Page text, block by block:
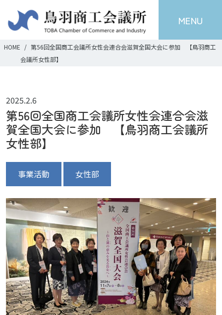
MENU
HOME
第56回全国商工会議所女性会連合会滋賀全国大会に参加 【鳥羽商工
会議所女性部】
2025.2.6
第56回全国商工会議所女性会連合会滋
賀全国大会に参加 【鳥羽商工会議所
女性部】
事業活動 女性部